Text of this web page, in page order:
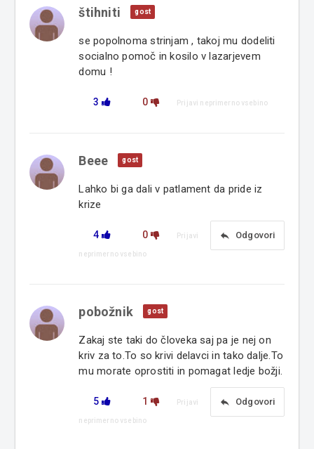
štihniti gost
se popolnoma strinjam , takoj mu dodeliti
socialno pomoč in kosilo v lazarjevem
domu !
3 0 Prijavi neprimerno vsebino
Beee gost
Lahko bi ga dali v patlament da pride iz
krize
4 0 reply Odgovori
Prijavi
neprimerno vsebino
pobožnik gost
Zakaj ste taki do človeka saj pa je nej on
kriv za to.To so krivi delavci in tako dalje.To
mu morate oprostiti in pomagat ledje božji.
5 1 reply Odgovori
Prijavi
neprimerno vsebino